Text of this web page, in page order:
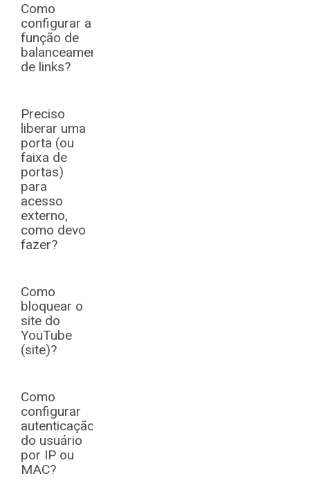
Como
configurar a
função de
balanceamento
de links?
Preciso
liberar uma
porta (ou
faixa de
portas)
para
acesso
externo,
como devo
fazer?
Como
bloquear o
site do
YouTube
(site)?
Como
configurar
autenticação
do usuário
por IP ou
MAC?